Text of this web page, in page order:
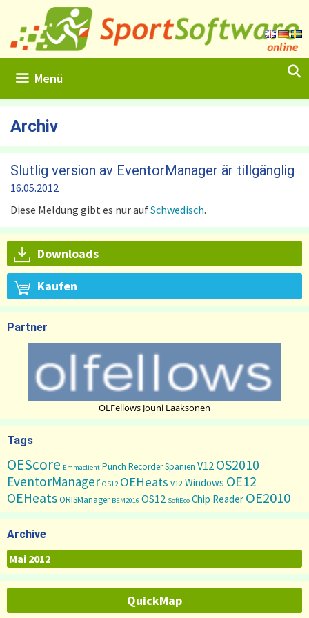
springen
Menü
Archiv
Slutlig version av EventorManager är tillgänglig
16.05.2012
Diese Meldung gibt es nur aufSchwedisch.
Downloads
Kaufen
Partner
OLFellows Jouni Laaksonen
Tags
OEScore Emmaclient Punch RecorderSpanien V12 OS2010
EventorManager OS12 OEHeats V12 Windows OE12
OEHeatsORISManager BEM2016 OS12 SoftEco Chip Reader OE2010
Archive
Archive
QuickMap